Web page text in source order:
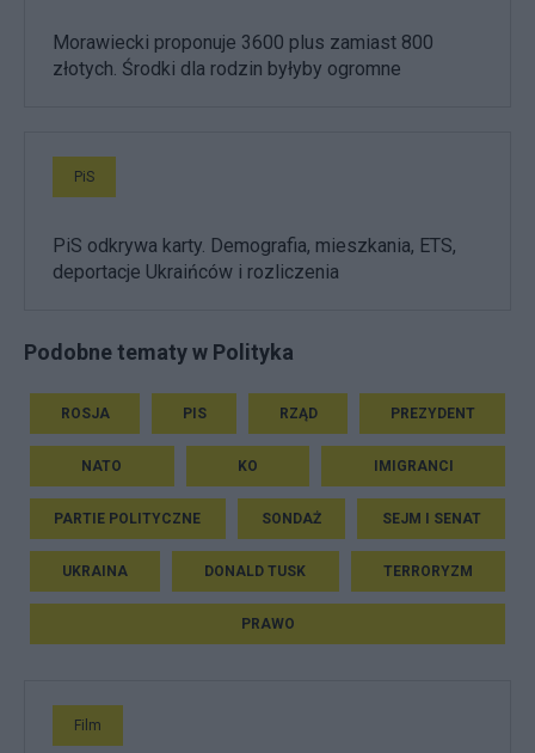
Morawiecki proponuje 3600 plus zamiast 800
złotych. Środki dla rodzin byłyby ogromne
PiS
PiS odkrywa karty. Demografia, mieszkania, ETS,
deportacje Ukraińców i rozliczenia
Podobne tematy w Polityka
ROSJA PIS RZĄD PREZYDENT
NATO KO IMIGRANCI
PARTIE POLITYCZNE SONDAŻ SEJM I SENAT
UKRAINA DONALD TUSK TERRORYZM
PRAWO
Film